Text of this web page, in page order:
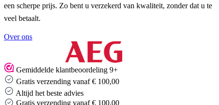
een scherpe prijs. Zo bent u verzekerd van kwaliteit, zonder dat u te
veel betaalt.
Over ons
Gemiddelde klantbeoordeling 9+
Gratis verzending vanaf € 100,00
Altijd het beste advies
Gratis verzending vanaf € 100,00